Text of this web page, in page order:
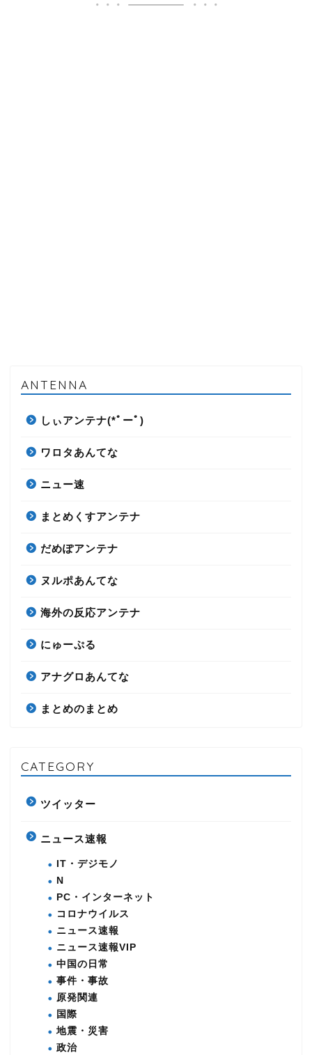
ANTENNA
しぃアンテナ(*ﾟーﾟ)
ワロタあんてな
ニュー速
まとめくすアンテナ
だめぽアンテナ
ヌルポあんてな
海外の反応アンテナ
にゅーぷる
アナグロあんてな
まとめのまとめ
CATEGORY
ツイッター
ニュース速報
IT・デジモノ
N
PC・インターネット
コロナウイルス
ニュース速報
ニュース速報VIP
中国の日常
事件・事故
原発関連
国際
地震・災害
政治